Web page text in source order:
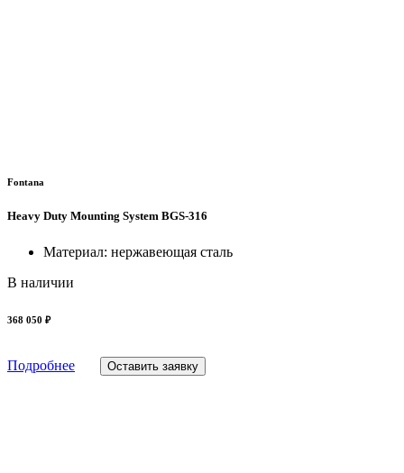
Fontana
Heavy Duty Mounting System BGS-316
Материал: нержавеющая сталь
В наличии
368 050 ₽
Подробнее Оставить заявку